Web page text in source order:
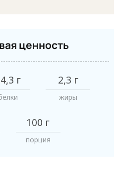
ценность
г 2,3 г
жиры
100 г
порция